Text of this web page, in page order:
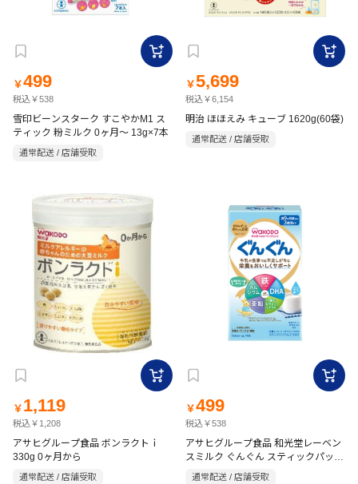
￥499
税込￥538
雪印ビーンスターク すこやかM1 ス
ティック 粉ミルク 0ヶ月～ 13g×7本
通常配送 / 店舗受取
￥5,699
税込￥6,154
明治 ほほえみ キューブ 1620g(60袋)
通常配送 / 店舗受取
￥ 1,119
税込￥1,208
アサヒグループ食品 ボンラクトｉ
330g 0ヶ月から
通常配送 / 店舗受取
￥499
税込￥538
アサヒグループ食品 和光堂レーベン
スミルク ぐんぐん スティックパック
14g×10本
通常配送 / 店舗受取